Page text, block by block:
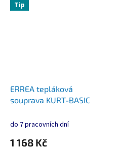
Tip
ERREA tepláková
souprava KURT-BASIC
do 7 pracovních dní
1 168 Kč